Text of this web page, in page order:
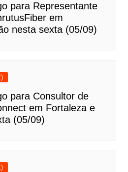
para Representante
em
nesta sexta (05/09)
para Consultor de
em Fortaleza e
(05/09)